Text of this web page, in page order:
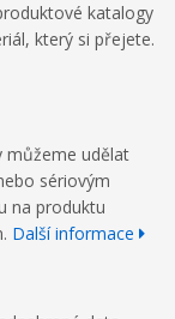
katalogy
který si přejete.
můžeme udělat
sériovým
na produktu
Další informace